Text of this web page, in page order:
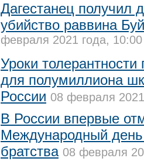
Дагестанец получил
убийство раввина
февраля 2021 года, 10:00
Уроки
для полумиллиона
России 08 февраля
В России впервые
Международный день
братства 08 февраля